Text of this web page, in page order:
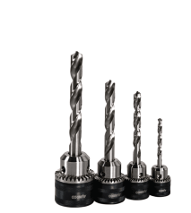
original
era:
R$72,90.